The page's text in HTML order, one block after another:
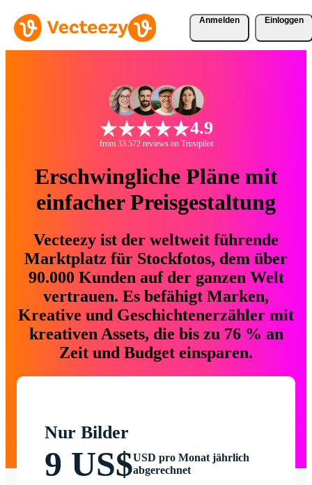
Anmelden Einloggen
4.9
from 33.572 reviews on Trustpilot
Erschwingliche Pläne mit
einfacher Preisgestaltung
Vecteezy ist der weltweit führende
Marktplatz für Stockfotos, dem über
90.000 Kunden auf der ganzen Welt
vertrauen. Es befähigt Marken,
Kreative und Geschichtenerzähler mit
kreativen Assets, die bis zu 76 % an
Zeit und Budget einsparen.
Nur Bilder
9 US$USD pro Monat jährlich
abgerechnet